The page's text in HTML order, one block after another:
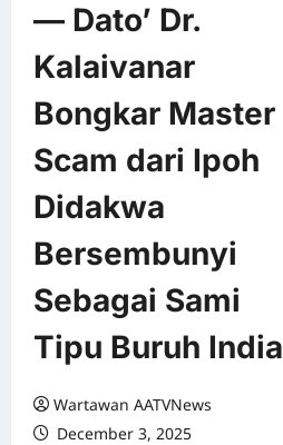
— Dato’ Dr.
Kalaivanar
Bongkar Master
Scam dari Ipoh
Didakwa
Bersembunyi
Sebagai Sami
Tipu Buruh India
Wartawan AATVNews
December 3, 2025